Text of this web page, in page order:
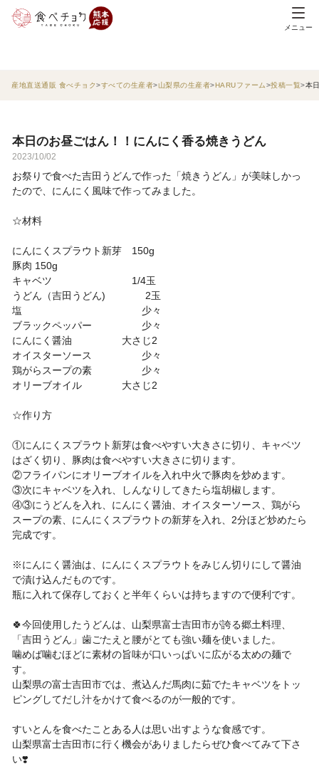
メニュー
産地直送通販 食べチョク すべての生産者 山梨県の生産者 HARUファーム 投稿一覧 本
本日のお昼ごはん！！にんにく香る焼きうどん
2023/10/02
お祭りで食べた吉田うどんで作った「焼きうどん」が美味しかっ
たので、にんにく風味で作ってみました。
☆材料
にんにくスプラウト新芽 150g
豚肉 150g
キャベツ 1/4玉
うどん（吉田うどん) 2玉
塩 少々
ブラックペッパー 少々
にんにく醤油 大さじ2
オイスターソース 少々
鶏がらスープの素 少々
オリーブオイル 大さじ2
☆作り方
①にんにくスプラウト新芽は食べやすい大きさに切り、キャベツ
はざく切り、豚肉は食べやすい大きさに切ります。
②フライパンにオリーブオイルを入れ中火で豚肉を炒めます。
③次にキャベツを入れ、しんなりしてきたら塩胡椒します。
④③にうどんを入れ、にんにく醤油、オイスターソース、鶏がら
スープの素、にんにくスプラウトの新芽を入れ、2分ほど炒めたら
完成です。
※にんにく醤油は、にんにくスプラウトをみじん切りにして醤油
で漬け込んだものです。
瓶に入れて保存しておくと半年くらいは持ちますので便利です。
🍀今回使用したうどんは、山梨県富士吉田市が誇る郷土料理、
「吉田うどん」歯ごたえと腰がとても強い麺を使いました。
噛めば噛むほどに素材の旨味が口いっぱいに広がる太めの麺で
す。
山梨県の富士吉田市では、煮込んだ馬肉に茹でたキャベツをトッ
ピングしてだし汁をかけて食べるのが一般的です。
すいとんを食べたことある人は思い出すような食感です。
山梨県富士吉田市に行く機会がありましたらぜひ食べてみて下さ
い❣️